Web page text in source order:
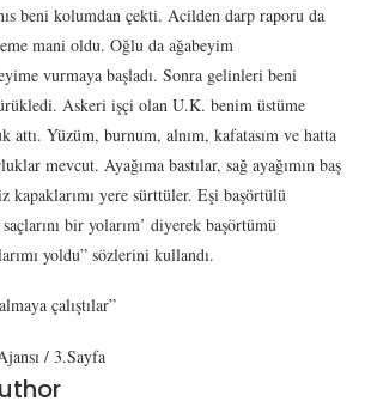
beni kolumdan çekti. Acilden darp raporu da
mani oldu. Oğlu da ağabeyim
vurmaya başladı. Sonra gelinleri beni
Askeri işçi olan U.K. benim üstüme
attı. Yüzüm, burnum, alnım, kafatasım ve hatta
mevcut. Ayağıma bastılar, sağ ayağımın baş
kapaklarımı yere sürttüler. Eşi başörtülü
bir yolarım’ diyerek başörtümü
yoldu” sözlerini kullandı.
çalıştılar”
/ 3.Sayfa